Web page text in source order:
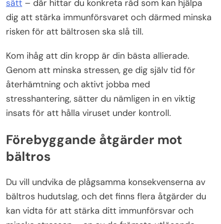
sätt – där hittar du konkreta råd som kan hjälpa
dig att stärka immunförsvaret och därmed minska
risken för att bältrosen ska slå till.
Kom ihåg att din kropp är din bästa allierade.
Genom att minska stressen, ge dig själv tid för
återhämtning och aktivt jobba med
stresshantering, sätter du nämligen in en viktig
insats för att hålla viruset under kontroll.
Förebyggande åtgärder mot
bältros
Du vill undvika de plågsamma konsekvenserna av
bältros hudutslag, och det finns flera åtgärder du
kan vidta för att stärka ditt immunförsvar och